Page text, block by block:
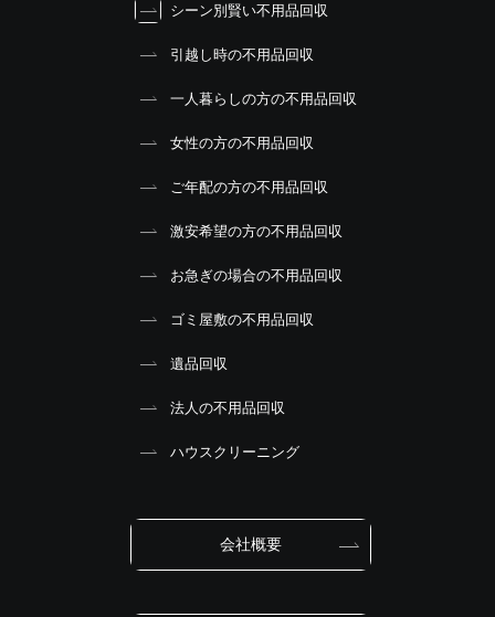
シーン別賢い不用品回収
引越し時の不用品回収
一人暮らしの方の不用品回収
女性の方の不用品回収
ご年配の方の不用品回収
激安希望の方の不用品回収
お急ぎの場合の不用品回収
ゴミ屋敷の不用品回収
遺品回収
法人の不用品回収
ハウスクリーニング
会社概要